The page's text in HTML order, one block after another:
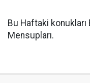
Bu Haftaki konukları
Mensupları.